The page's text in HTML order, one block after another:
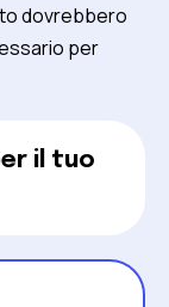
dovrebbero
per
il tuo